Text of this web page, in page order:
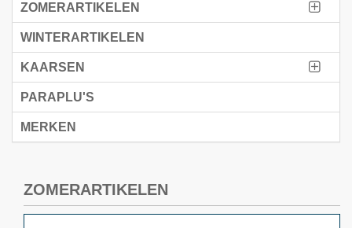
ZOMERARTIKELEN
WINTERARTIKELEN
KAARSEN
PARAPLU'S
MERKEN
ZOMERARTIKELEN